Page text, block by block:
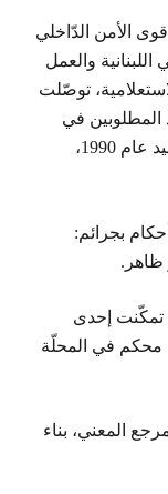
الأمن الدّاخلي
والعمل
توصّلت
المطلوبين في
محلّة البيرة – عكّار، ويدعى: ذ. ف. ن. (مواليد عام 1990،
أحكام بجرائم:
ظاهر.
تمكّنت إحدى
محكم في المحلّة
المعني، بناء